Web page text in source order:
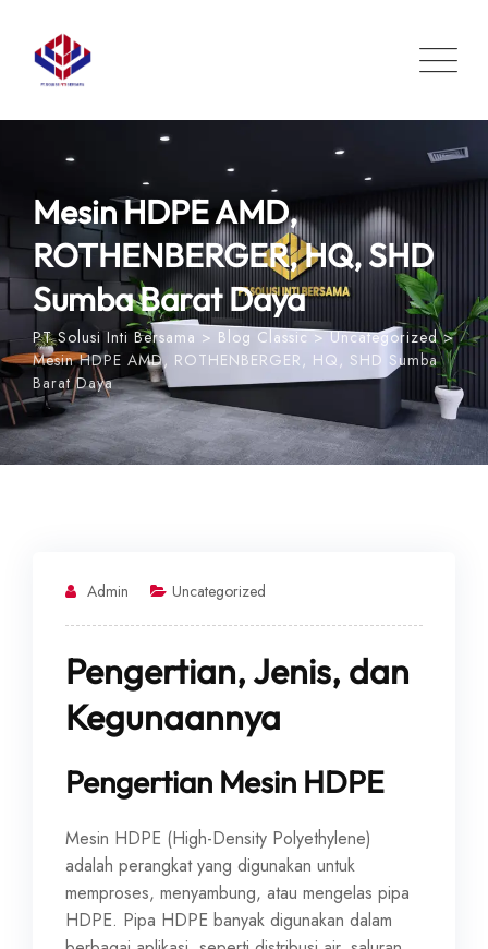
content
Mesin HDPE AMD,
ROTHENBERGER, HQ, SHD
Sumba Barat Daya
PT Solusi Inti Bersama > Blog Classic>Uncategorized>
Mesin HDPE AMD, ROTHENBERGER, HQ, SHD Sumba
Barat Daya
Admin Uncategorized
Pengertian, Jenis, dan
Kegunaannya
Pengertian Mesin HDPE
Mesin HDPE (High-Density Polyethylene)
adalah perangkat yang digunakan untuk
memproses, menyambung, atau mengelas pipa
HDPE. Pipa HDPE banyak digunakan dalam